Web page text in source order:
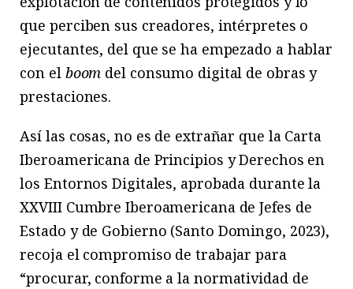
que perciben sus creadores, intérpretes o
ejecutantes, del que se ha empezado a hablar
con el boom del consumo digital de obras y
prestaciones.
Así las cosas, no es de extrañar que la Carta
Iberoamericana de Principios y Derechos en
los Entornos Digitales, aprobada durante la
XXVIII Cumbre Iberoamericana de Jefes de
Estado y de Gobierno (Santo Domingo, 2023),
recoja el compromiso de trabajar para
“procurar, conforme a la normatividad de